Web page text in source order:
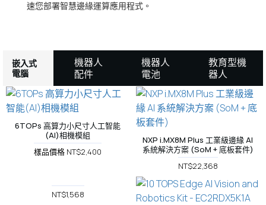
速您部署智慧邊緣運算應用程式。
嵌入式
電腦
機器人
配件
機器人
電池
教育型機
器人
6TOPs 高算力小尺寸人工智能
(AI)相機模組
樣品價格 NT$2,400
NXP i.MX8M Plus 工業級邊緣 AI
系統解決方案 (SoM + 底板套件)
NT$22,368
NT$1,568